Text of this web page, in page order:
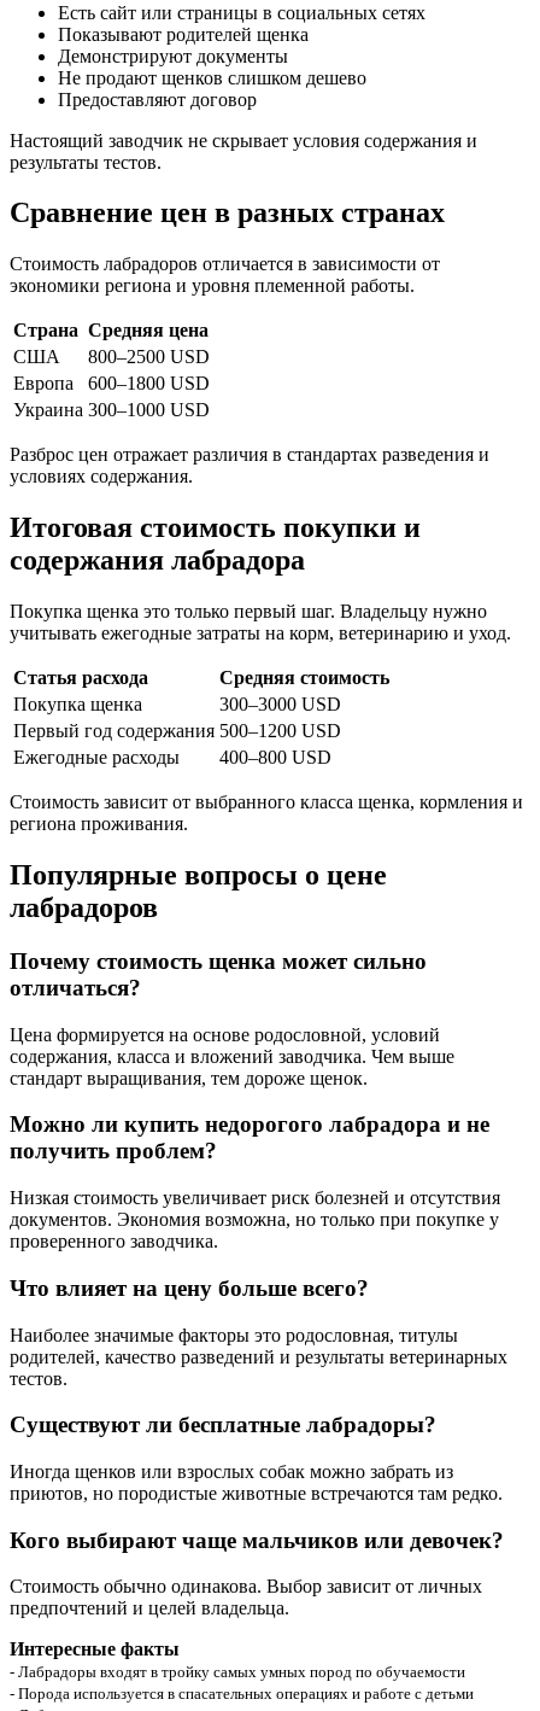
Есть сайт или страницы в социальных сетях
Показывают родителей щенка
Демонстрируют документы
Не продают щенков слишком дешево
Предоставляют договор
Настоящий заводчик не скрывает условия содержания и
результаты тестов.
Сравнение цен в разных странах
Стоимость лабрадоров отличается в зависимости от
экономики региона и уровня племенной работы.
Страна Средняя цена
США
800–2500 USD
Европа
600–1800 USD
Украина 300–1000 USD
Разброс цен отражает различия в стандартах разведения и
условиях содержания.
Итоговая стоимость покупки и
содержания лабрадора
Покупка щенка это только первый шаг. Владельцу нужно
учитывать ежегодные затраты на корм, ветеринарию и уход.
Статья расхода
Средняя стоимость
Покупка щенка
300–3000 USD
Первый год содержания 500–1200 USD
Ежегодные расходы
400–800 USD
Стоимость зависит от выбранного класса щенка, кормления и
региона проживания.
Популярные вопросы о цене
лабрадоров
Почему стоимость щенка может сильно
отличаться?
Цена формируется на основе родословной, условий
содержания, класса и вложений заводчика. Чем выше
стандарт выращивания, тем дороже щенок.
Можно ли купить недорогого лабрадора и не
получить проблем?
Низкая стоимость увеличивает риск болезней и отсутствия
документов. Экономия возможна, но только при покупке у
проверенного заводчика.
Что влияет на цену больше всего?
Наиболее значимые факторы это родословная, титулы
родителей, качество разведений и результаты ветеринарных
тестов.
Существуют ли бесплатные лабрадоры?
Иногда щенков или взрослых собак можно забрать из
приютов, но породистые животные встречаются там редко.
Кого выбирают чаще мальчиков или девочек?
Стоимость обычно одинакова. Выбор зависит от личных
предпочтений и целей владельца.
Интересные факты
- Лабрадоры входят в тройку самых умных пород по обучаемости
- Порода используется в спасательных операциях и работе с детьми